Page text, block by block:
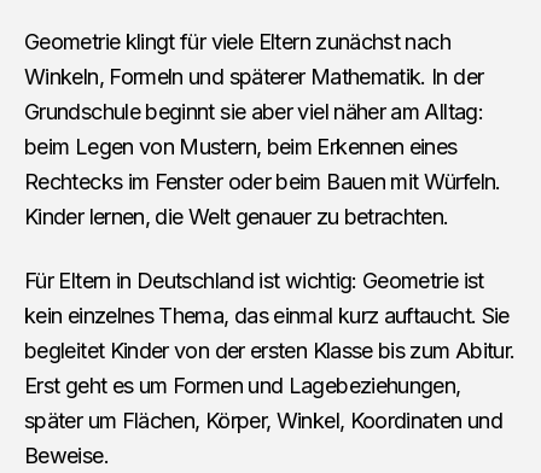
Geometrie klingt für viele Eltern zunächst nach
Winkeln, Formeln und späterer Mathematik. In der
Grundschule beginnt sie aber viel näher am Alltag:
beim Legen von Mustern, beim Erkennen eines
Rechtecks im Fenster oder beim Bauen mit Würfeln.
Kinder lernen, die Welt genauer zu betrachten.
Für Eltern in Deutschland ist wichtig: Geometrie ist
kein einzelnes Thema, das einmal kurz auftaucht. Sie
begleitet Kinder von der ersten Klasse bis zum Abitur.
Erst geht es um Formen und Lagebeziehungen,
später um Flächen, Körper, Winkel, Koordinaten und
Beweise.